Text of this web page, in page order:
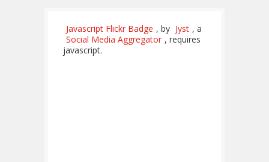
Javascript Flickr Badge , by Jyst , a
Social Media Aggregator , requires
javascript.